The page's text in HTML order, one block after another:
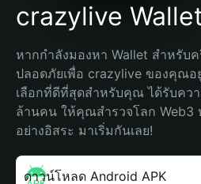
crazylive
หากกำลังมองหา Wallet สำหรับ
ปลอดภัยเพื่อ crazylive ของคุณอ
เลือกที่ดีที่สุดสำหรับคุณ ได้รับควา
ล้านคน ให้คุณสำรวจโลก Web3
อย่างอิสระ มาเริ่มกันเลย!
ดาวน์โหลด Android APK